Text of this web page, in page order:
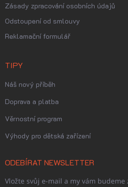
Zásady zpracování osobních údajů
Odstoupení od smlouvy
Reklamační formulář
TIPY
Náš nový příběh
Doprava a platba
Věrnostní program
Výhody pro dětská zařízení
ODEBÍRAT NEWSLETTER
Vložte svůj e-mail a my vám